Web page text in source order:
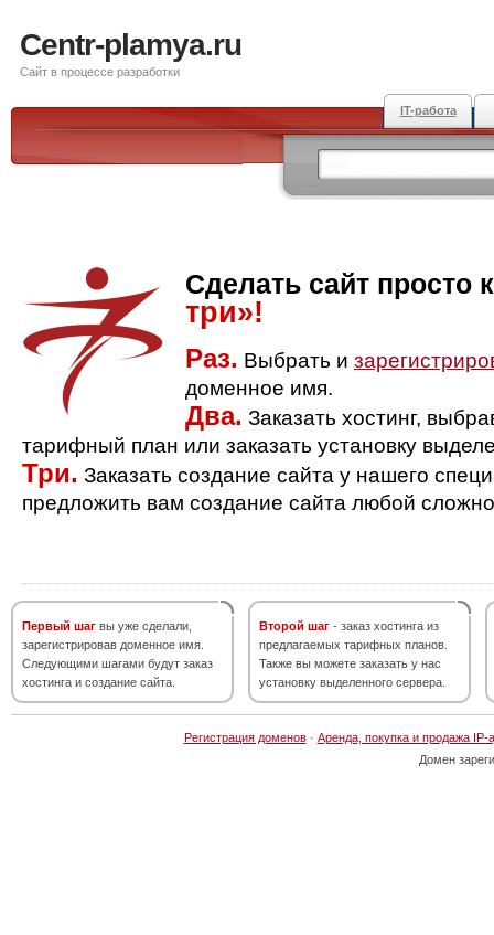
Centr-plamya.ru
Сайт в процессе разработки
IT-работа
Сделать сайт просто
три»!
Раз. Выбрать и
доменное имя.
Два. Заказать хостинг,
тарифный план или заказать установку
Три. Заказать создание сайта у нашего
предложить вам создание сайта любой
Первый шаг вы уже сделали,
зарегистрировав доменное имя.
Следующими шагами будут заказ
хостинга и создание сайта.
Второй шаг - заказ хостинга из
предлагаемых тарифных планов.
Также вы можете заказать у нас
установку выделенного сервера.
Регистрация доменов· Аренда, покупка и продажа IP-
Домен